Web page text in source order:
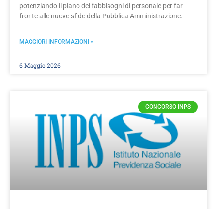
potenziando il piano dei fabbisogni di personale per far
fronte alle nuove sfide della Pubblica Amministrazione.
MAGGIORI INFORMAZIONI »
6 Maggio 2026
CONCORSO INPS